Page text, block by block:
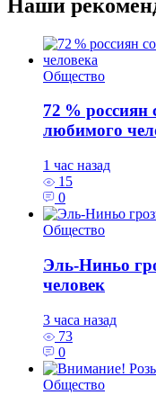
Наши
Общество
72 % россиян
любимого
1 час назад
15
0
Общество
Эль‑Ниньо
человек
3 часа назад
73
0
Общество